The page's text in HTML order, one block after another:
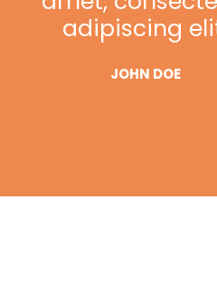
adipiscing
JOHN DOE